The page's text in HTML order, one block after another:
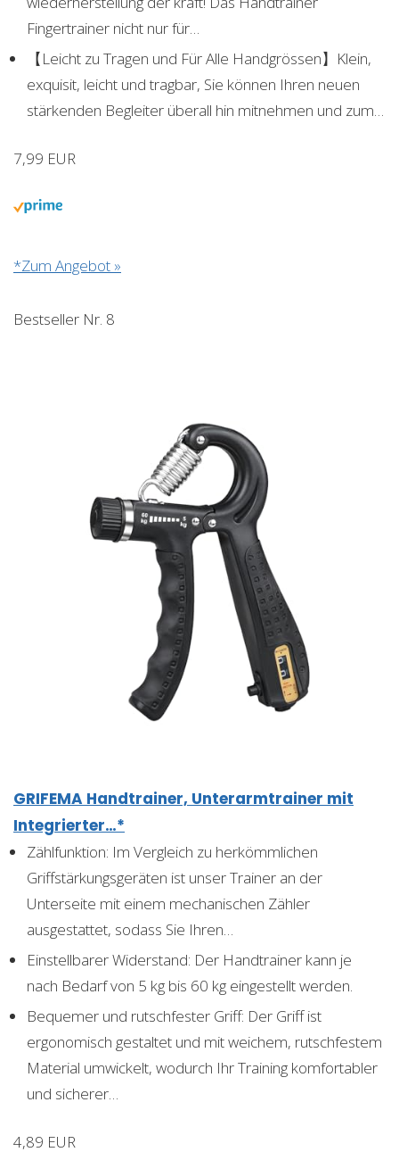
Fingertrainer nicht nur für…
【Leicht zu Tragen und Für Alle Handgrössen】Klein,
exquisit, leicht und tragbar, Sie können Ihren neuen
stärkenden Begleiter überall hin mitnehmen und zum…
7,99 EUR
*Zum Angebot »
Bestseller Nr. 8
GRIFEMA Handtrainer, Unterarmtrainer mit
Integrierter…*
Zählfunktion: Im Vergleich zu herkömmlichen
Griffstärkungsgeräten ist unser Trainer an der
Unterseite mit einem mechanischen Zähler
ausgestattet, sodass Sie Ihren…
Einstellbarer Widerstand: Der Handtrainer kann je
nach Bedarf von 5 kg bis 60 kg eingestellt werden.
Bequemer und rutschfester Griff: Der Griff ist
ergonomisch gestaltet und mit weichem, rutschfestem
Material umwickelt, wodurch Ihr Training komfortabler
und sicherer…
4,89 EUR